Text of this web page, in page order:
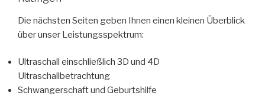
Die nächsten Seiten geben Ihnen einen kleinen Überblick
über unser Leistungsspektrum:
Ultraschall einschließlich 3D und 4D
Ultraschallbetrachtung
Schwangerschaft und Geburtshilfe